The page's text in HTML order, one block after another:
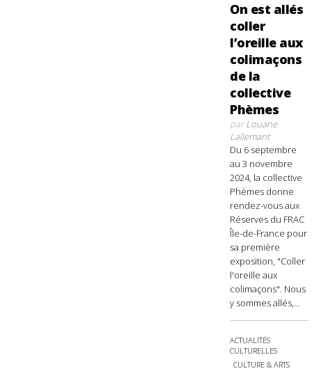
On est allés
coller
l’oreille aux
colimaçons
de la
collective
Phèmes
parLouane
Lallemant
Du 6 septembre
au 3 novembre
2024, la collective
Phèmes donne
rendez-vous aux
Réserves du FRAC
Île-de-France pour
sa première
exposition, "Coller
l'oreille aux
colimaçons". Nous
y sommes allés,...
ACTUALITÉS
CULTURELLES
CULTURE & ARTS